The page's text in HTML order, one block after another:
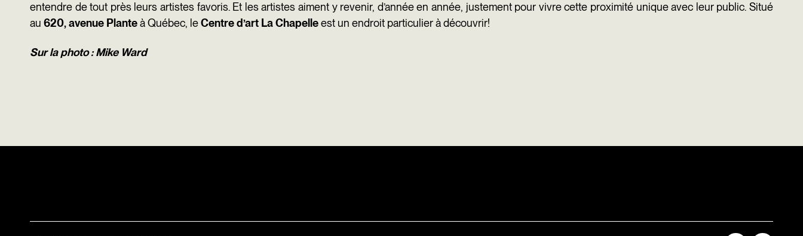
entendre de tout près leurs artistes favoris. Et les artistes aiment y revenir, d’année en année, justement pour vivre cette proximité unique avec leur public. Situé
au 620, avenue Planteà Québec, leCentre d’art La Chapelleest un endroit particulier à découvrir!
Sur la photo : Mike Ward